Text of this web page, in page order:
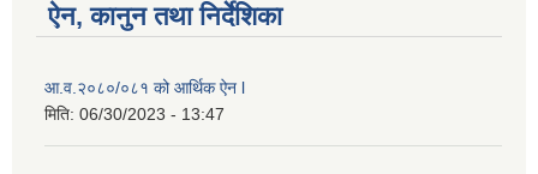
ऐन, कानुन तथा निर्देशिका
आ.व.२०८०/०८१ को आर्थिक ऐन l
मिति: 06/30/2023 - 13:47